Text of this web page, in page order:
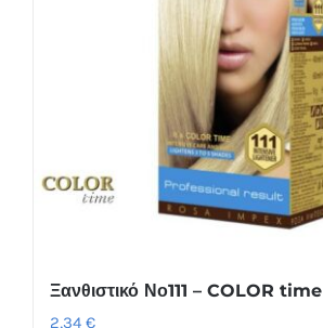
Ξανθιστικό Νο111 – COLOR time
2,34 €